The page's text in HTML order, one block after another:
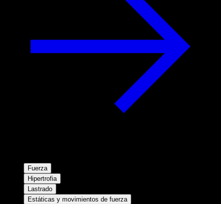
Fuerza
Hipertrofia
Lastrado
Estáticas y movimientos de fuerza